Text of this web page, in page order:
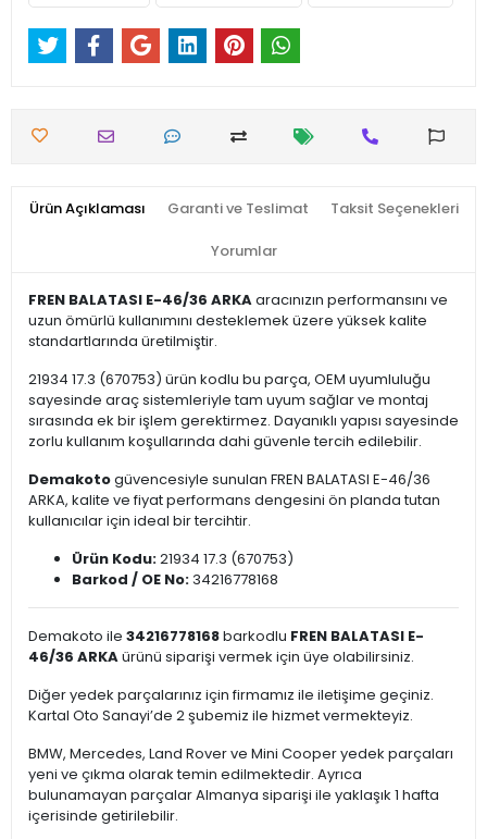
Ürün Açıklaması Garanti ve Teslimat Taksit Seçenekleri
Yorumlar
FREN BALATASI E-46/36 ARKAaracınızın performansını ve
uzun ömürlü kullanımını desteklemek üzere yüksek kalite
standartlarında üretilmiştir.
21934 17.3 (670753) ürün kodlu bu parça, OEM uyumluluğu
sayesinde araç sistemleriyle tam uyum sağlar ve montaj
sırasında ek bir işlem gerektirmez. Dayanıklı yapısı sayesinde
zorlu kullanım koşullarında dahi güvenle tercih edilebilir.
Demakotogüvencesiyle sunulan FREN BALATASI E-46/36
ARKA, kalite ve fiyat performans dengesini ön planda tutan
kullanıcılar için ideal bir tercihtir.
Ürün Kodu:21934 17.3 (670753)
Barkod / OE No:34216778168
Demakoto ile 34216778168barkodlu FREN BALATASI E-
46/36 ARKAürünü siparişi vermek için üye olabilirsiniz.
Diğer yedek parçalarınız için firmamız ile iletişime geçiniz.
Kartal Oto Sanayi’de 2 şubemiz ile hizmet vermekteyiz.
BMW, Mercedes, Land Rover ve Mini Cooper yedek parçaları
yeni ve çıkma olarak temin edilmektedir. Ayrıca
bulunamayan parçalar Almanya siparişi ile yaklaşık 1 hafta
içerisinde getirilebilir.